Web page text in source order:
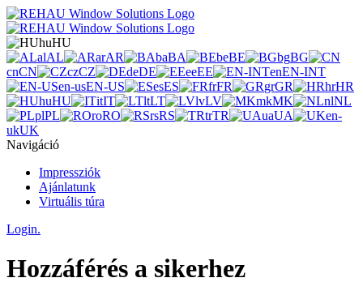
huHU
alAL arAR baBA beBE bgBG
cnCN czCZ deDE eeEE enEN-INT
en-usEN-US esES frFR grGR hrHR
huHU itIT ltLT lvLV mkMK nlNL
plPL roRO rsRS trTR uaUA
en-
ukUK
Navigáció
Impressziók
Ajánlatunk
Virtuális túra
Login.
Hozzáférés a sikerhez